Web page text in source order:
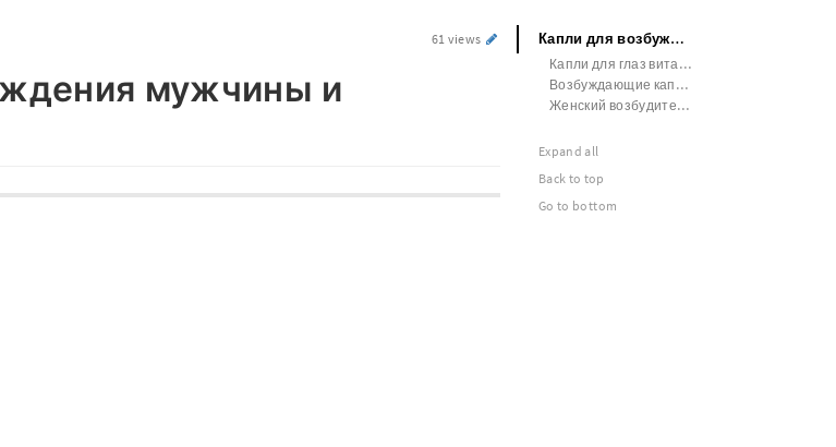
61 views
мужчины и
Капли для возбуждения мужчины и женщины
Капли для глаз витамины для женщин
Возбуждающие капли love
Женский возбудитель на озон
Expand all
Back to top
Go to bottom